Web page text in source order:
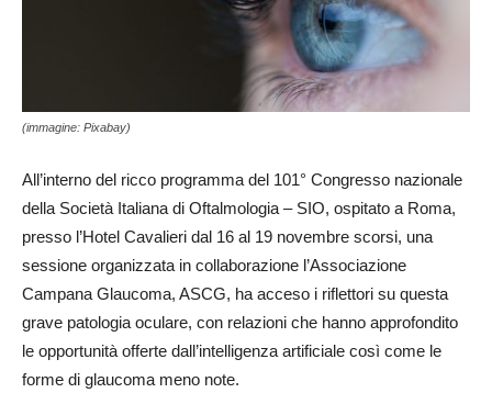
(immagine: Pixabay)
All’interno del ricco programma del 101° Congresso nazionale
della Società Italiana di Oftalmologia – SIO, ospitato a Roma,
presso l’Hotel Cavalieri dal 16 al 19 novembre scorsi, una
sessione organizzata in collaborazione l’Associazione
Campana Glaucoma, ASCG, ha acceso i riflettori su questa
grave patologia oculare, con relazioni che hanno approfondito
le opportunità offerte dall’intelligenza artificiale così come le
forme di glaucoma meno note.